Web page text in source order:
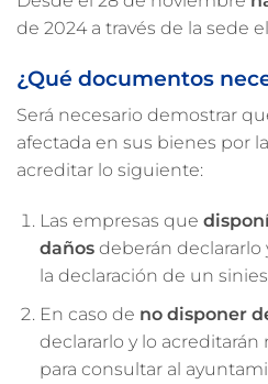
de 2024 a través de la sede
¿Qué documentos
Será necesario demostrar
afectada en sus bienes por
acreditar lo siguiente:
Las empresas que
dañosdeberán declararlo
la declaración de un
En caso de no disponer
declararlo y lo
para consultar al